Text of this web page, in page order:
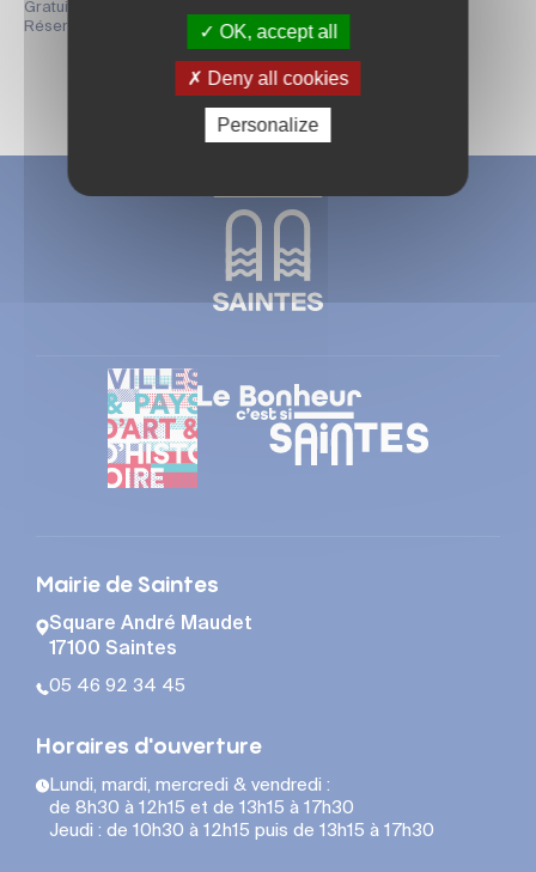
Gratuit
Réservation au 05 46 93 23 47
Mairie de Saintes
Square André Maudet
17100 Saintes
05 46 92 34 45
Horaires d'ouverture
Lundi, mardi, mercredi & vendredi :
de 8h30 à 12h15 et de 13h15 à 17h30
Jeudi : de 10h30 à 12h15 puis de 13h15 à 17h30
OK, accept all
Deny all cookies
Personalize